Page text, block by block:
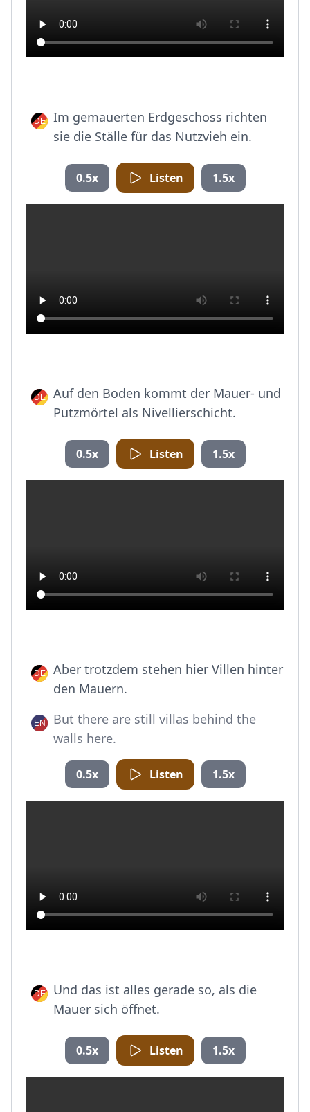
Im gemauerten Erdgeschoss richten
sie die Ställe für das Nutzvieh ein.
0.5x Listen 1.5x
Auf den Boden kommt der Mauer- und
Putzmörtel als Nivellierschicht.
0.5x Listen 1.5x
Aber trotzdem stehen hier Villen hinter
den Mauern.
But there are still villas behind the
walls here.
0.5x Listen 1.5x
Und das ist alles gerade so, als die
Mauer sich öffnet.
0.5x Listen 1.5x